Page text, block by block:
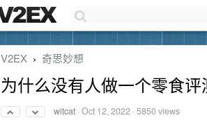
V2EX › 奇思妙想
为什么没有人做一个零食
witcat ·Oct 12, 2022 · 5850 views